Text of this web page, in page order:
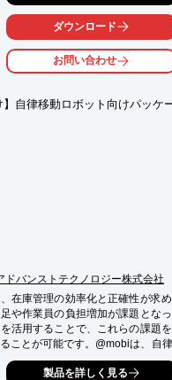
品搬送
品供給
ーでの仕分け作業
自動化による人件費削減
ダウンロード
お問い合わせ
】自律移動ロボット向けパッケ
ドバンストテクノロジー株式会社
在庫管理の効率化と正確性が求め
や作業員の負担増加が課題とな
活用することで、これらの課題
ことが可能です。@mobiは、自律
低減し、倉庫内でのスムーズな移
製品を詳しく見る